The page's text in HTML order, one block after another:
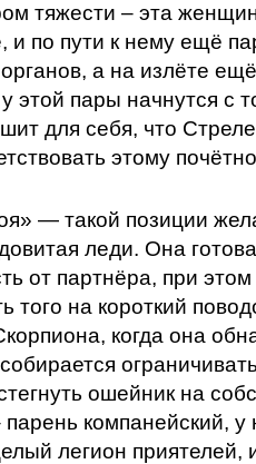
тяжести – эта
и по пути к нему ещё
а на излёте
этой пары начнутся с
для себя, что
этому
— такой позиции
леди. Она
от партнёра, при
того на короткий
когда она
ошейник на
компанейский, у
легион приятелей,